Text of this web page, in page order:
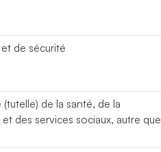
de sécurité
de la santé, de la
des services sociaux, autre que